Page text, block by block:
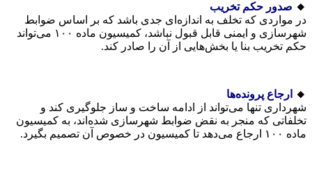
🔸 صدور حکم تخریب
در مواردی که تخلف به اندازه‌ای جدی باشد که بر اساس ضوابط
شهرسازی و ایمنی قابل قبول نباشد، کمیسیون ماده ۱۰۰ می‌تواند
حکم تخریب بنا یا بخش‌هایی از آن را صادر کند.
🔸
ارجاع پرونده‌ها
شهرداری تنها می‌تواند از ادامه ساخت و ساز جلوگیری کند و
تخلفاتی که منجر به نقض ضوابط شهرسازی شده‌اند، به کمیسیون
ماده ۱۰۰ ارجاع می‌دهد تا کمیسیون در خصوص آن تصمیم بگیرد.